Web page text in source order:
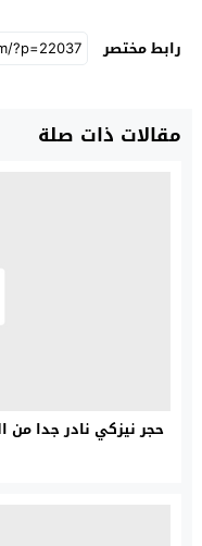
رابط مختصر
مقالات ذات صلة
حجر نيزكي نادر جدا من